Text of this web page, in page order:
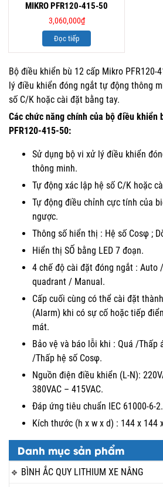
Danh mục sản phẩm
BÌNH ẮC QUY LITHIUM XE NÂNG
MIKRO PFR120-415-50
3,060,000₫
Đọc tiếp
Bộ điều khiển bù 12 cấp Mikro PFR120-
lý điều khiển đóng ngắt tự động thông
số C/K hoặc cài đặt bằng tay.
Các chức năng chính của bộ điều khiển
PFR120-415-50:
Sử dụng bộ vi xử lý điều khiển
thông minh.
Tự động xác lập hệ số C/K hoặc
Tự động điều chỉnh cực tính của
ngược.
Thông số hiển thị : Hệ số Cosφ ;
Hiển thị SỐ bằng LED 7 đoạn.
4 chế độ cài đặt đóng ngắt : Auto
quadrant / Manual.
Cấp cuối cùng có thể cài đặt
(Alarm) khi có sự cố hoặc tiếp
mát.
Bảo vệ và báo lỗi khi : Quá /Thấp
/Thấp hệ số Cosφ.
Nguồn điện điều khiển (L-N):
380VAC – 415VAC.
Đáp ứng tiêu chuẩn IEC 61000-6-2.
Kích thước (h x w x d) : 144 x 144